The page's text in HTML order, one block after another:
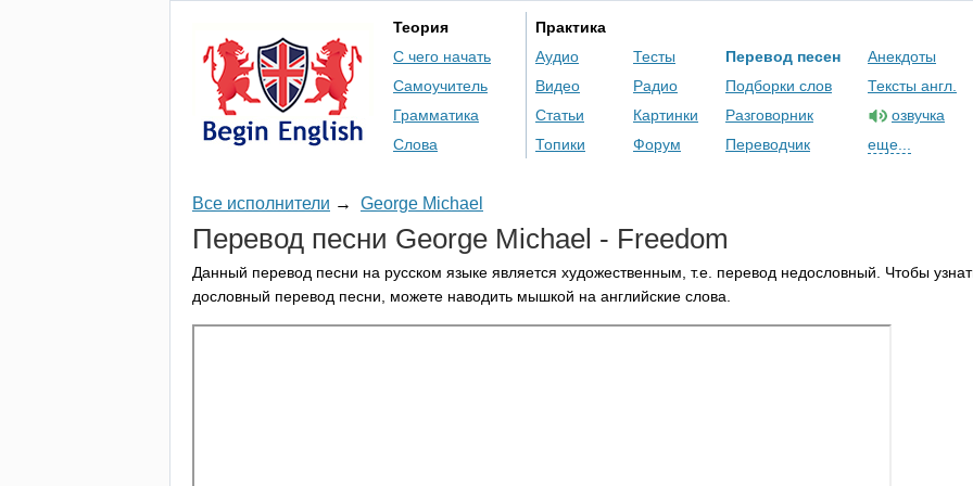
Теория
С чего начать
Самоучитель
Грамматика
Слова
Практика
Аудио
Видео
Статьи
Топики
Тесты
Радио
Картинки
Форум
Перевод песен
Подборки слов
Разговорник
Переводчик
Анекдоты
Тексты англ.
озвучка
еще...
Все исполнители → George Michael
Перевод песни George Michael - Freedom
Данный перевод песни на русском языке является художественным, т.е. перевод недословный. Чтобы
дословный перевод песни, можете наводить мышкой на английские слова.